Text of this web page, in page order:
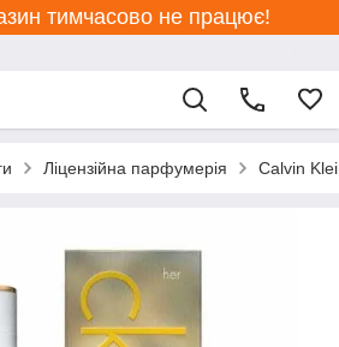
тимчасово не працює!
Ліцензійна парфумерія Calvin